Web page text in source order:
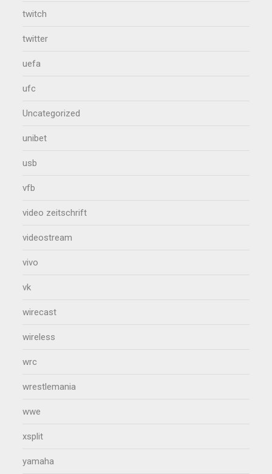
twitch
twitter
uefa
ufc
Uncategorized
unibet
usb
vfb
video zeitschrift
videostream
vivo
vk
wirecast
wireless
wrc
wrestlemania
wwe
xsplit
yamaha